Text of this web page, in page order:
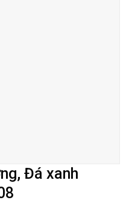
Đá xanh